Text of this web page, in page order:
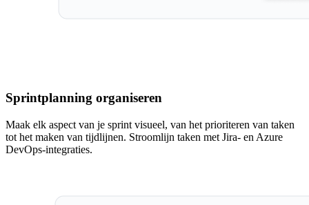
Sprintplanning organiseren
Maak elk aspect van je sprint visueel, van het prioriteren van taken
tot het maken van tijdlijnen. Stroomlijn taken met Jira- en Azure
DevOps-integraties.